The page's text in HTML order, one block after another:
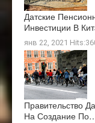
Датские
Инвестиции В
янв 22, 2021
Правительство
На Создание